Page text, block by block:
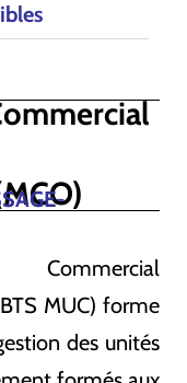
MUC) forme
des unités